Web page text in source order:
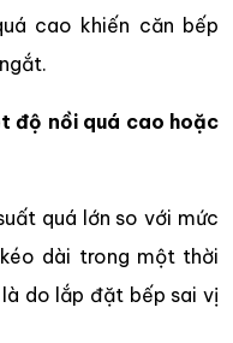
cao khiến căn bếp
độ nồi quá cao hoặc
quá lớn so với mức
dài trong một thời
do lắp đặt bếp sai vị